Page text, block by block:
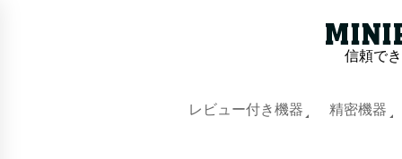
信頼で
レビュー付き機器 精密機器